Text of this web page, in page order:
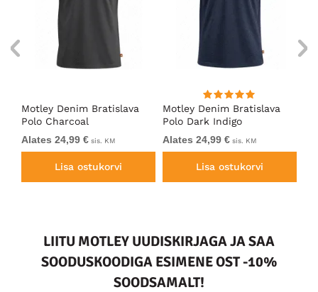
Motley Denim Bratislava
Polo Charcoal
Alates 24,99 € sis. KM
Lisa ostukorvi
Motley Denim Bratislava
Polo Dark Indigo
Alates 24,99 € sis. KM
Lisa ostukorvi
LIITU MOTLEY UUDISKIRJAGA JA SAA
SOODUSKOODIGA ESIMENE OST -10%
SOODSAMALT!